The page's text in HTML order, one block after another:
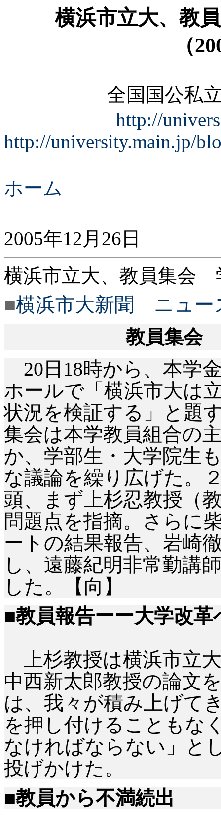
横浜市立大、教
（
全国国公私
http://
http://university.main.jp/
ホーム
2005年12月26日
横浜市立大、教員集会
■横浜市大新聞 ニュー
教員集会
20日18時から、本学
ホールで「横浜市大は
状況を検証する」と題
集会は本学教員組合の
か、学部生・大学院生
な議論を繰り広げた。
頭、まず上杉忍教授（
問題点を指摘。さらに
ートの結果報告、岩崎
し、遠藤紀明非常勤講
した。【向】
■教員報告ーー大学改革
上杉教授は横浜市立
中西新太郎教授の論文
は、我々が積み上げて
を押し付けることもな
なければならない」と
投げかけた。
■教員から不満続出